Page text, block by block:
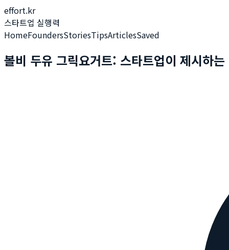
effort.kr
스타트업 실행력
HomeFoundersStoriesTipsArticlesSaved
볼비 두유 그릭요거트: 스타트업이 제시하